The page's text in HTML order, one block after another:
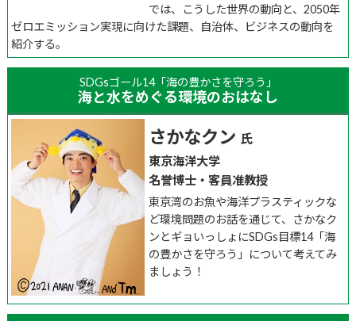
第13回川崎国際環境技術展の動画を作成しました。
第13回川崎国際環境技術展広報動画
では、こうした世界の動向と、2050年
ゼロエミッション実現に向けた課題、自治体、ビジネスの動向を
紹介する。
SDGsゴール14「海の豊かさを守ろう」
海と水をめぐる環境のおはなし
さかなクン
東京海洋大学
名誉博士・客員准教授
東京湾のお魚や海洋プラスティックな
ど環境問題のお話を通じて、さかなク
ンとギョいっしょにSDGs目標14「海
の豊かさを守ろう」について考えてみ
ましょう！